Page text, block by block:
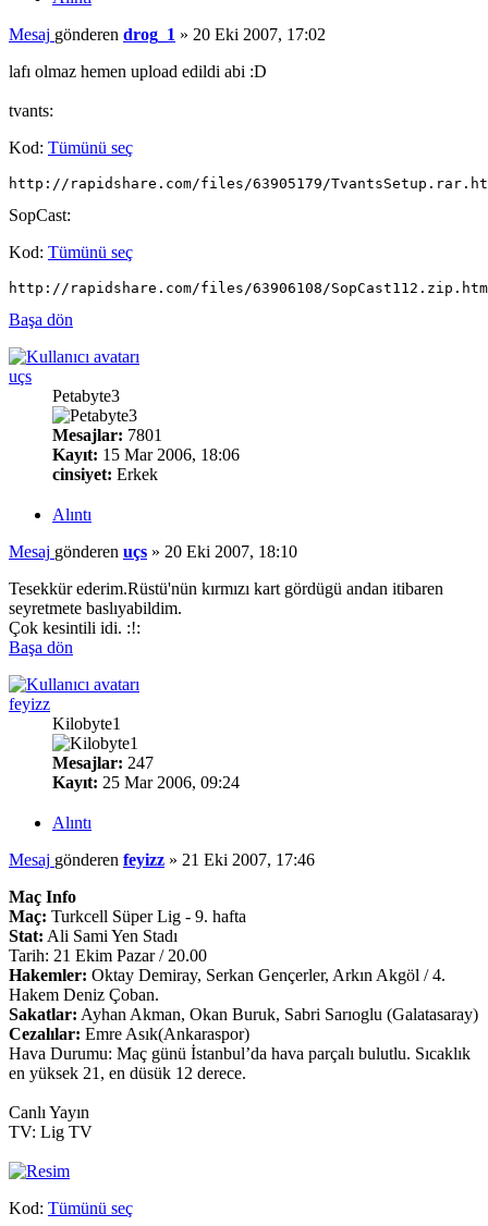
Mesaj gönderen drog_1 » 20 Eki 2007, 17:02
lafı olmaz hemen upload edildi abi :D
tvants:
Kod: Tümünü seç
http://rapidshare.com/files/63905179/
SopCast:
Kod: Tümünü seç
http://rapidshare.com/files/63906108/
Başa dön
uçs
Petabyte3
Mesajlar: 7801
Kayıt: 15 Mar 2006, 18:06
cinsiyet: Erkek
Alıntı
Mesaj gönderen uçs » 20 Eki 2007, 18:10
Tesekkür ederim.Rüstü'nün kırmızı kart gördügü andan itibaren
seyretmete baslıyabildim.
Çok kesintili idi. :!:
Başa dön
feyizz
Kilobyte1
Mesajlar: 247
Kayıt: 25 Mar 2006, 09:24
Alıntı
Mesaj gönderen feyizz » 21 Eki 2007, 17:46
Maç Info
Maç: Turkcell Süper Lig - 9. hafta
Stat: Ali Sami Yen Stadı
Tarih: 21 Ekim Pazar / 20.00
Hakemler: Oktay Demiray, Serkan Gençerler, Arkın Akgöl / 4.
Hakem Deniz Çoban.
Sakatlar: Ayhan Akman, Okan Buruk, Sabri Sarıoglu (Galatasaray)
Cezalılar: Emre Asık(Ankaraspor)
Hava Durumu: Maç günü İstanbul’da hava parçalı bulutlu. Sıcaklık
en yüksek 21, en düsük 12 derece.
Canlı Yayın
TV: Lig TV
Kod: Tümünü seç